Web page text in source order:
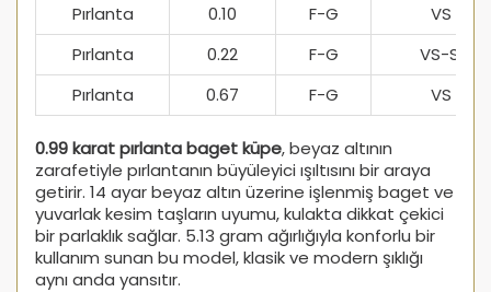
Pırlanta
0.10 F-G
VS
Pırlanta
0.22 F-G
VS-SI
Pırlanta
0.67 F-G VS
0.99 karat pırlanta baget küpe, beyaz altının
zarafetiyle pırlantanın büyüleyici ışıltısını bir araya
getirir. 14 ayar beyaz altın üzerine işlenmiş baget ve
yuvarlak kesim taşların uyumu, kulakta dikkat çekici
bir parlaklık sağlar. 5.13 gram ağırlığıyla konforlu bir
kullanım sunan bu model, klasik ve modern şıklığı
aynı anda yansıtır.